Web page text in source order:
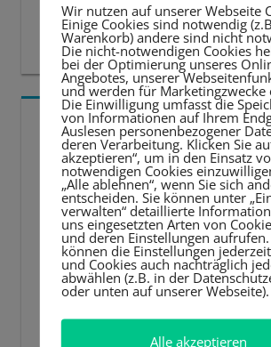
5 BESTE LERNTIPPS
Video-
Player
Wir nutzen auf unserer Webseite
Einige Cookies sind notwendig
Warenkorb) andere sind nicht
Die nicht-notwendigen Cookies
bei der Optimierung unseres
Angebotes, unserer
und werden für Marketingzwecke
Die Einwilligung umfasst die
von Informationen auf Ihrem
Auslesen personenbezogener
deren Verarbeitung. Klicken Sie
akzeptieren“, um in den Einsatz
notwendigen Cookies
„Alle ablehnen“, wenn Sie sich
entscheiden. Sie können unter
verwalten“ detaillierte
uns eingesetzten Arten von
und deren Einstellungen aufrufen.
können die Einstellungen
und Cookies auch nachträglich
abwählen (z.B. in der
oder unten auf unserer Webseite).
Alle akzeptieren